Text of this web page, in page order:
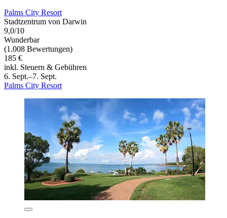
Palms City Resort
Stadtzentrum von Darwin
9,0/10
Wunderbar
(1.008 Bewertungen)
185 €
inkl. Steuern & Gebühren
6. Sept.–7. Sept.
Palms City Resort